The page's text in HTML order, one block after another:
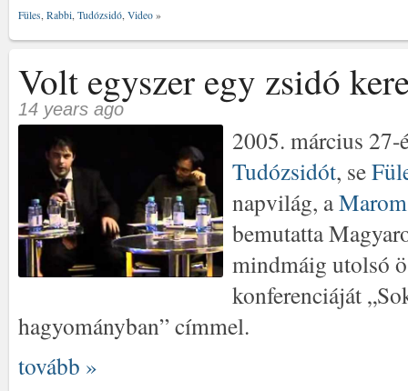
Füles Rabbi Tudózsidó Video »
Volt egyszer egy zsidó
14 years ago
2005. március 27-
Tudózsidót, se
napvilág, a
bemutatta
mindmáig utolsó
konferenciáját
hagyományban” címmel.
tovább »